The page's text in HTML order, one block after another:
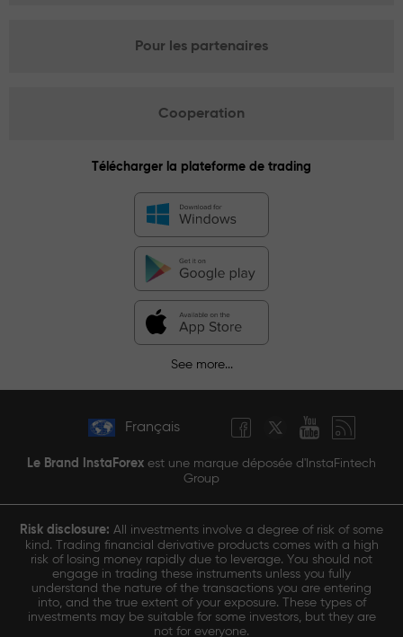
Pour les partenaires
Cooperation
Télécharger la plateforme de trading
See more...
Français
Le Brand InstaForex est une marque déposée d'InstaFintech
Group
Risk disclosure: All investments involve a degree of risk of some
kind. Trading financial derivative products comes with a high
risk of losing money rapidly due to leverage. You should not
engage in trading these instruments unless you fully
understand the nature of the transactions you are entering
into, and the true extent of your exposure. These types of
investments may be suitable for some investors, but they are
not for everyone.